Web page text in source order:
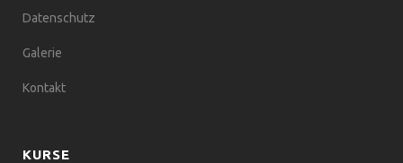
Datenschutz
Galerie
Kontakt
KURSE